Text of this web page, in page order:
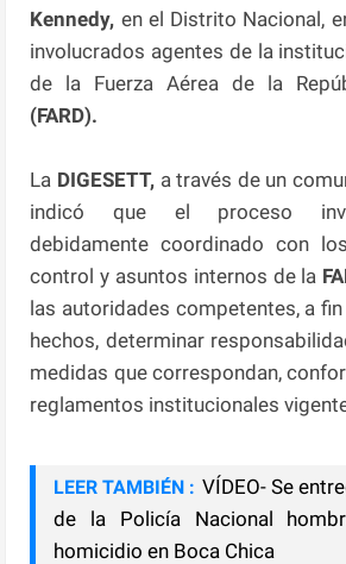
Kennedy, en el Distrito Nacional,
involucrados agentes de la
de la Fuerza Aérea de la
(FARD).
La DIGESETT, a través de un
indicó que el proceso
debidamente coordinado con
control y asuntos internos de la
las autoridades competentes, a
hechos, determinar
medidas que correspondan,
reglamentos institucionales
LEER TAMBIÉN : VÍDEO- Se
de la Policía Nacional
homicidio en Boca Chica